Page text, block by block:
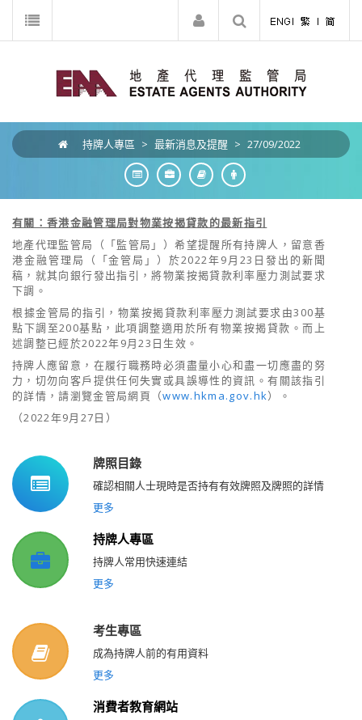
持牌人專區 > 最新消息及提醒 > 27/09/2022
有關：香港金融管理局對物業按揭貸款的最新指引
地產代理監管局（「監管局」）希望提醒 所有持牌人，留意香
港金融管理局（
「金管局 」 ）於2022年9月 23 日 發出的新聞
稿，就其向銀行發出指引，將物業按揭貸款利率壓力測試要求
下調。
根據金管局 的指引， 物業按揭貸款利率壓力測試要求由300基
點下調至200基點，此項調整適用於所有物業按揭貸款。而上
述調整已經於2022年9月23 日生效。
持牌人應留 意， 在履行職務時必須盡量小心和盡一切應盡的努
力，切勿向客戶提供任何失實或具誤導性的資訊。有關該指引
的詳情，請瀏覽金管局網頁 （www.hkma.gov.hk）。
（2022年9月 27日）
牌照目錄
確認相關人士現時是否持有有效牌照及牌照的詳情
更多
持牌人專區
持牌人常用快速連結
更多
考生專區
成為持牌人前的有用資料
更多
消費者教育網站